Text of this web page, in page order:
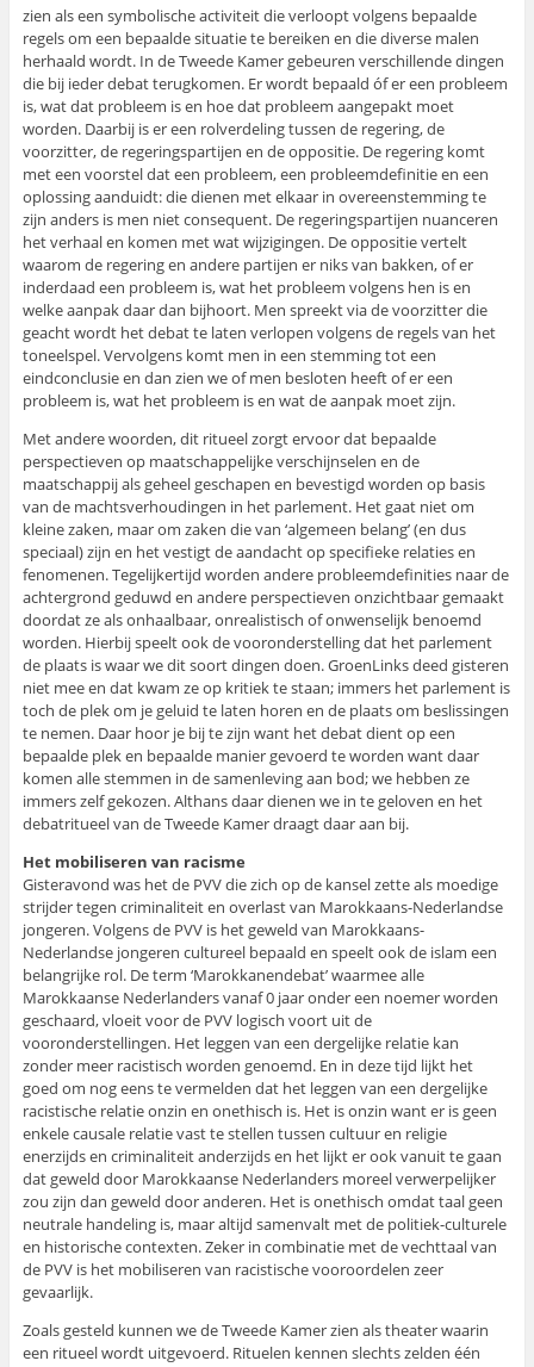
zien als een symbolische activiteit die verloopt volgens bepaalde
regels om een bepaalde situatie te bereiken en die diverse malen
herhaald wordt. In de Tweede Kamer gebeuren verschillende dingen
die bij ieder debat terugkomen. Er wordt bepaald óf er een probleem
is, wat dat probleem is en hoe dat probleem aangepakt moet
worden. Daarbij is er een rolverdeling tussen de regering, de
voorzitter, de regeringspartijen en de oppositie. De regering komt
met een voorstel dat een probleem, een probleemdefinitie en een
oplossing aanduidt: die dienen met elkaar in overeenstemming te
zijn anders is men niet consequent. De regeringspartijen nuanceren
het verhaal en komen met wat wijzigingen. De oppositie vertelt
waarom de regering en andere partijen er niks van bakken, of er
inderdaad een probleem is, wat het probleem volgens hen is en
welke aanpak daar dan bijhoort. Men spreekt via de voorzitter die
geacht wordt het debat te laten verlopen volgens de regels van het
toneelspel. Vervolgens komt men in een stemming tot een
eindconclusie en dan zien we of men besloten heeft of er een
probleem is, wat het probleem is en wat de aanpak moet zijn.
Met andere woorden, dit ritueel zorgt ervoor dat bepaalde
perspectieven op maatschappelijke verschijnselen en de
maatschappij als geheel geschapen en bevestigd worden op basis
van de machtsverhoudingen in het parlement. Het gaat niet om
kleine zaken, maar om zaken die van ‘algemeen belang’ (en dus
speciaal) zijn en het vestigt de aandacht op specifieke relaties en
fenomenen. Tegelijkertijd worden andere probleemdefinities naar de
achtergrond geduwd en andere perspectieven onzichtbaar gemaakt
doordat ze als onhaalbaar, onrealistisch of onwenselijk benoemd
worden. Hierbij speelt ook de vooronderstelling dat het parlement
de plaats is waar we dit soort dingen doen. GroenLinks deed gisteren
niet mee en dat kwam ze op kritiek te staan; immers het parlement is
toch de plek om je geluid te laten horen en de plaats om beslissingen
te nemen. Daar hoor je bij te zijn want het debat dient op een
bepaalde plek en bepaalde manier gevoerd te worden want daar
komen alle stemmen in de samenleving aan bod; we hebben ze
immers zelf gekozen. Althans daar dienen we in te geloven en het
debatritueel van de Tweede Kamer draagt daar aan bij.
Het mobiliseren van racisme
Gisteravond was het de PVV die zich op de kansel zette als moedige
strijder tegen criminaliteit en overlast van Marokkaans-Nederlandse
jongeren. Volgens de PVV is het geweld van Marokkaans-
Nederlandse jongeren cultureel bepaald en speelt ook de islam een
belangrijke rol. De term ‘Marokkanendebat’ waarmee alle
Marokkaanse Nederlanders vanaf 0 jaar onder een noemer worden
geschaard, vloeit voor de PVV logisch voort uit de
vooronderstellingen. Het leggen van een dergelijke relatie kan
zonder meer racistisch worden genoemd. En in deze tijd lijkt het
goed om nog eens te vermelden dat het leggen van een dergelijke
racistische relatie onzin en onethisch is. Het is onzin want er is geen
enkele causale relatie vast te stellen tussen cultuur en religie
enerzijds en criminaliteit anderzijds en het lijkt er ook vanuit te gaan
dat geweld door Marokkaanse Nederlanders moreel verwerpelijker
zou zijn dan geweld door anderen. Het is onethisch omdat taal geen
neutrale handeling is, maar altijd samenvalt met de politiek-culturele
en historische contexten. Zeker in combinatie met de vechttaal van
de PVV is het mobiliseren van racistische vooroordelen zeer
gevaarlijk.
Zoals gesteld kunnen we de Tweede Kamer zien als theater waarin
een ritueel wordt uitgevoerd. Rituelen kennen slechts zelden één